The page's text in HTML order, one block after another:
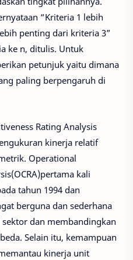
“Kriteria 1 lebih
penting dari kriteria 3”
ke n, ditulis. Untuk
petunjuk yaitu dimana
paling berpengaruh di
Rating Analysis
kinerja relatif
Operational
kali
tahun 1994 dan
berguna dan sederhana
dan membandingkan
Selain itu, kemampuan
kinerja unit